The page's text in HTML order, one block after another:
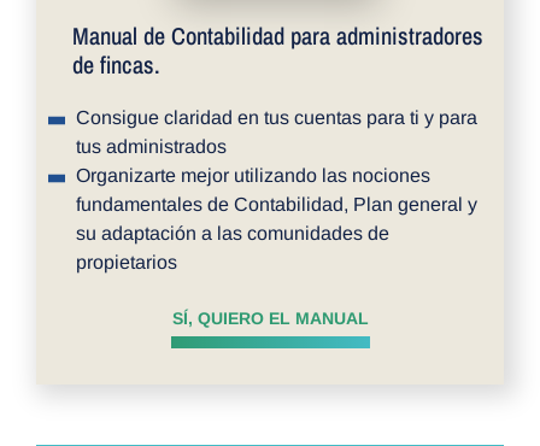
Manual de Contabilidad para administradores
de fincas.
Consigue claridad en tus cuentas para ti y para
tus administrados
Organizarte mejor utilizando las nociones
fundamentales de Contabilidad, Plan general y
su adaptación a las comunidades de
propietarios
SÍ, QUIERO EL MANUAL